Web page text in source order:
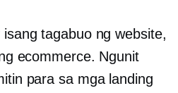
tagabuo ng website,
ecommerce. Ngunit
para sa mga landing